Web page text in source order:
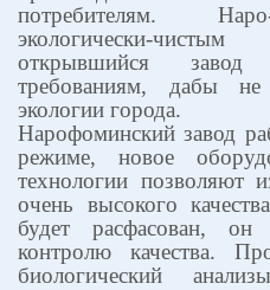
потребителям.
экологически-
открывшийся завод
требованиям, дабы не
экологии города.
Нарофоминский завод
режиме, новое
технологии позволяют
очень высокого
будет расфасован, он
контролю качества.
биологический